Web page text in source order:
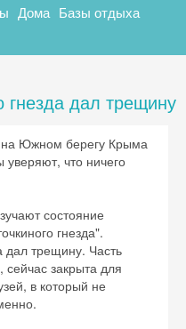
Дома Базы отдыха
гнезда дал трещину
на Южном берегу Крыма
что ничего
состояние
гнезда".
дал трещину. Часть
закрыта для
в который не